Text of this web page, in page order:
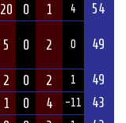
20 0 1 4 54
5 0 2 0 49
2 0 2 1 49
1 0 4 -11 43